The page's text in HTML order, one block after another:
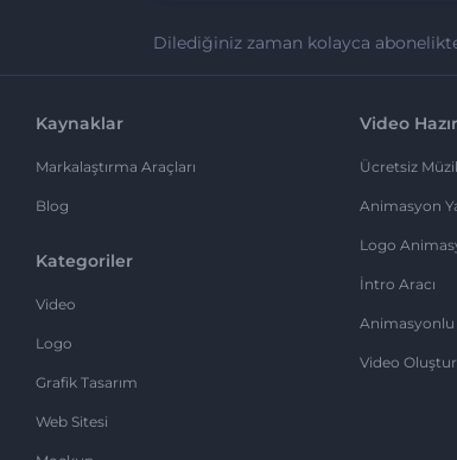
Dilediğiniz zaman kolayca
Kaynaklar
Markalaştırma Araçları
Blog
Kategoriler
Video
Logo
Grafik Tasarım
Web Sitesi
Video
Ücretsiz
Animasyon
Logo
İntro Aracı
Animasyonlu
Video